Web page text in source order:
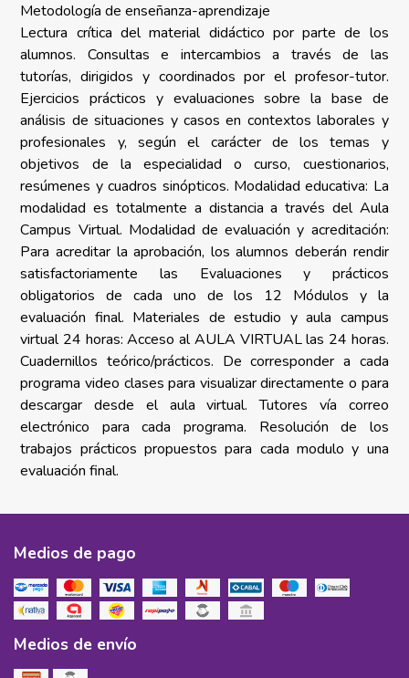
Metodología de enseñanza-aprendizaje
Lectura crítica del material didáctico por parte de los
alumnos. Consultas e intercambios a través de las
tutorías, dirigidos y coordinados por el profesor-tutor.
Ejercicios prácticos y evaluaciones sobre la base de
análisis de situaciones y casos en contextos laborales y
profesionales y, según el carácter de los temas y
objetivos de la especialidad o curso, cuestionarios,
resúmenes y cuadros sinópticos. Modalidad educativa: La
modalidad es totalmente a distancia a través del Aula
Campus Virtual. Modalidad de evaluación y acreditación:
Para acreditar la aprobación, los alumnos deberán rendir
satisfactoriamente las Evaluaciones y prácticos
obligatorios de cada uno de los 12 Módulos y la
evaluación final. Materiales de estudio y aula campus
virtual 24 horas:Acceso al AULA VIRTUAL las 24 horas.
Cuadernillos teórico/prácticos. De corresponder a cada
programa video clases para visualizar directamente o para
descargar desde el aula virtual. Tutores vía correo
electrónico para cada programa. Resolución de los
trabajos prácticos propuestos para cada modulo y una
evaluación final.
Medios de pago
Medios de envío